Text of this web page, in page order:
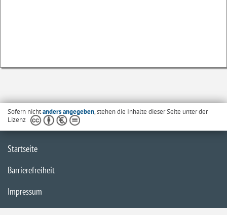
Sofern nichtanders angegeben, stehen die Inhalte dieser Seite unter der
Lizenz
Startseite
Barrierefreiheit
Impressum